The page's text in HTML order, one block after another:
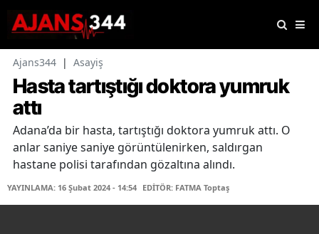
Ajans344 | Asayiş
Hasta tartıştığı doktora yumruk
attı
Adana’da bir hasta, tartıştığı doktora yumruk attı. O
anlar saniye saniye görüntülenirken, saldırgan
hastane polisi tarafından gözaltına alındı.
YAYINLAMA: 16 Şubat 2024 - 14:54 EDİTÖR: FATMA Toptaş